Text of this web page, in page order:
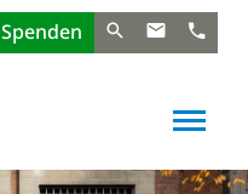
Spenden